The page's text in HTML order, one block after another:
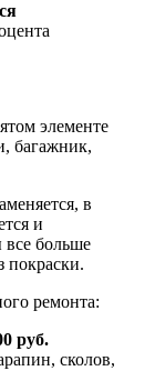
элементе
багажник,
в
и
все больше
покраски.
ремонта:
руб.
сколов,